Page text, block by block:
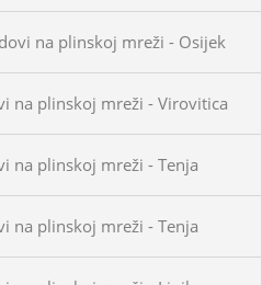
na plinskoj mreži - Osijek
na plinskoj mreži - Virovitica
na plinskoj mreži - Tenja
na plinskoj mreži - Tenja